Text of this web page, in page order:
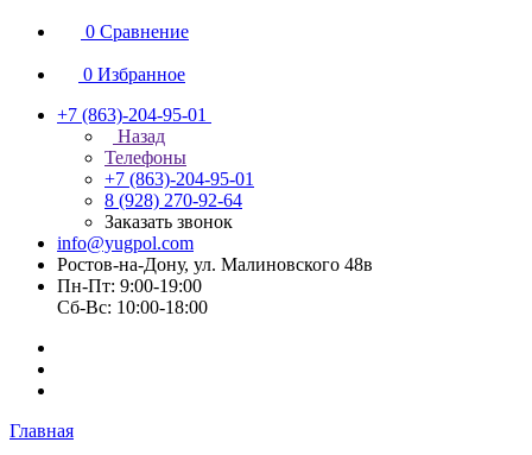
0 Сравнение
0 Избранное
+7 (863)-204-95-01
Назад
Телефоны
+7 (863)-204-95-01
8 (928) 270-92-64
Заказать звонок
info@yugpol.com
Ростов-на-Дону, ул. Малиновского 48в
Пн-Пт: 9:00-19:00
Cб-Вс: 10:00-18:00
Главная